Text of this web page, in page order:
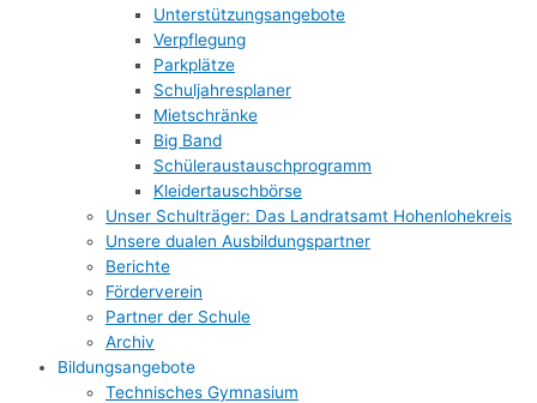
Unterstützungsangebote
Verpflegung
Parkplätze
Schuljahresplaner
Mietschränke
Big Band
Schüleraustauschprogramm
Kleidertauschbörse
Unser Schulträger: Das Landratsamt Hohenlohekreis
Unsere dualen Ausbildungspartner
Berichte
Förderverein
Partner der Schule
Archiv
Bildungsangebote
Technisches Gymnasium